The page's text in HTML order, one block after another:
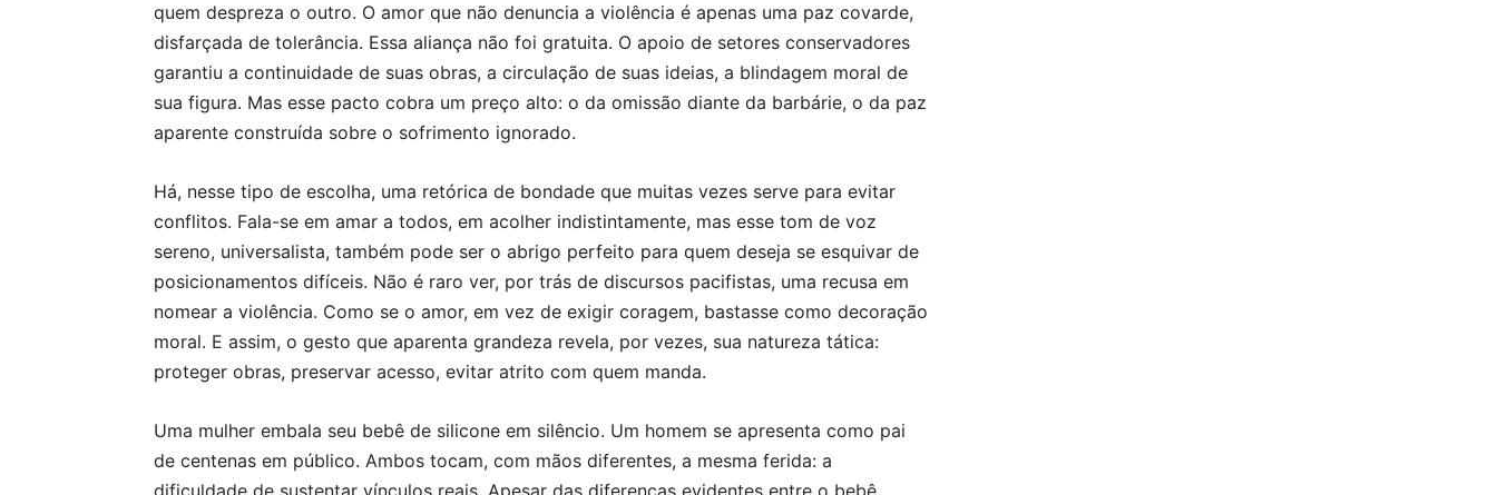
quem despreza o outro. O amor que não denuncia a violência é apenas uma paz covarde,
disfarçada de tolerância. Essa aliança não foi gratuita. O apoio de setores conservadores
garantiu a continuidade de suas obras, a circulação de suas ideias, a blindagem moral de
sua figura. Mas esse pacto cobra um preço alto: o da omissão diante da barbárie, o da paz
aparente construída sobre o sofrimento ignorado.
Há, nesse tipo de escolha, uma retórica de bondade que muitas vezes serve para evitar
conflitos. Fala-se em amar a todos, em acolher indistintamente, mas esse tom de voz
sereno, universalista, também pode ser o abrigo perfeito para quem deseja se esquivar de
posicionamentos difíceis. Não é raro ver, por trás de discursos pacifistas, uma recusa em
nomear a violência. Como se o amor, em vez de exigir coragem, bastasse como decoração
moral. E assim, o gesto que aparenta grandeza revela, por vezes, sua natureza tática:
proteger obras, preservar acesso, evitar atrito com quem manda.
Uma mulher embala seu bebê de silicone em silêncio. Um homem se apresenta como pai
de centenas em público. Ambos tocam, com mãos diferentes, a mesma ferida: a